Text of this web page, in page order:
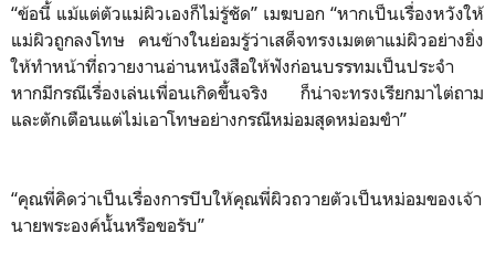
“ข้อนี้ แม้แต่ตัวแม่ผิวเองก็ไม่รู้ชัด” เมฆบอก “หากเป็นเรื่องหวังให้
แม่ผิวถูกลงโทษ คนข้างในย่อมรู้ว่าเสด็จทรงเมตตาแม่ผิวอย่างยิ่ง
ให้ทำหน้าที่ถวายงานอ่านหนังสือให้ฟังก่อนบรรทมเป็นประจำ
หากมีกรณีเรื่องเล่นเพื่อนเกิดขึ้นจริง ก็น่าจะทรงเรียกมาไต่ถาม
และตักเตือนแต่ไม่เอาโทษอย่างกรณีหม่อมสุดหม่อมขำ”
“คุณพี่คิดว่าเป็นเรื่องการบีบให้คุณพี่ผิวถวายตัวเป็นหม่อมของเจ้า
นายพระองค์นั้นหรือขอรับ”